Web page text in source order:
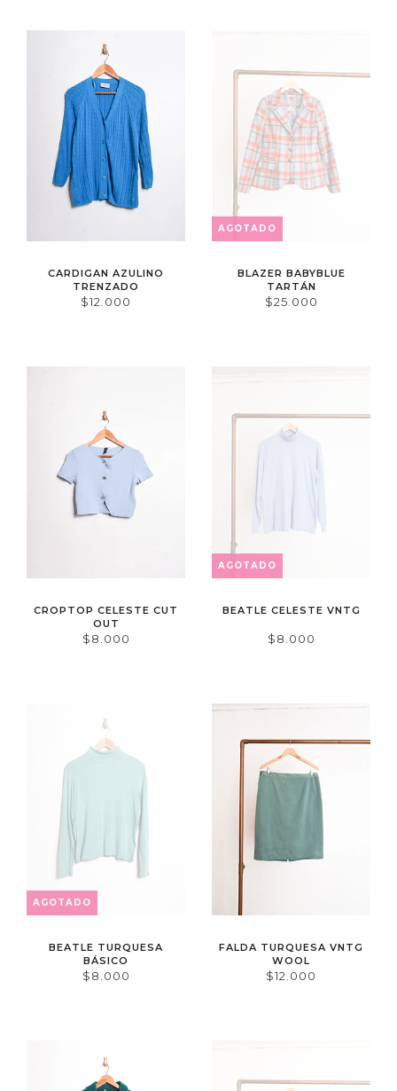
CARDIGAN AZULINO
TRENZADO
$12.000
AGOTADO
BLAZER BABYBLUE
TARTÁN
$25.000
CROPTOP CELESTE CUT
OUT
$8.000
AGOTADO
BEATLE CELESTE VNTG
$8.000
AGOTADO
BEATLE TURQUESA
BÁSICO
$8.000
FALDA TURQUESA VNTG
WOOL
$12.000